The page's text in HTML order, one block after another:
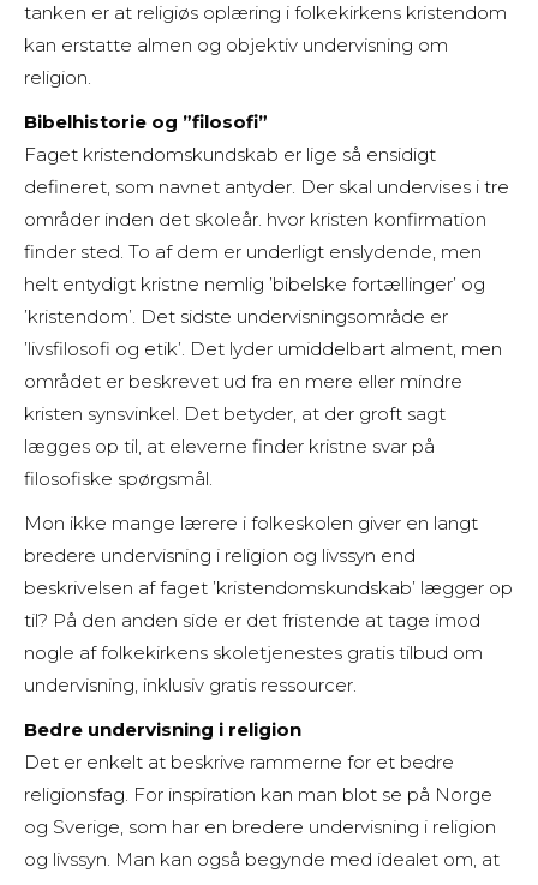
tanken er at religiøs oplæring i folkekirkens kristendom
kan erstatte almen og objektiv undervisning om
religion.
Bibelhistorie og ”filosofi”
Faget kristendomskundskab er lige så ensidigt
defineret, som navnet antyder. Der skal undervises i tre
områder inden det skoleår. hvor kristen konfirmation
finder sted. To af dem er underligt enslydende, men
helt entydigt kristne nemlig ’bibelske fortællinger’ og
’kristendom’. Det sidste undervisningsområde er
’livsfilosofi og etik’. Det lyder umiddelbart alment, men
området er beskrevet ud fra en mere eller mindre
kristen synsvinkel. Det betyder, at der groft sagt
lægges op til, at eleverne finder kristne svar på
filosofiske spørgsmål.
Mon ikke mange lærere i folkeskolen giver en langt
bredere undervisning i religion og livssyn end
beskrivelsen af faget ’kristendomskundskab’ lægger op
til? På den anden side er det fristende at tage imod
nogle af folkekirkens skoletjenestes gratis tilbud om
undervisning, inklusiv gratis ressourcer.
Bedre undervisning i religion
Det er enkelt at beskrive rammerne for et bedre
religionsfag. For inspiration kan man blot se på Norge
og Sverige, som har en bredere undervisning i religion
og livssyn. Man kan også begynde med idealet om, at